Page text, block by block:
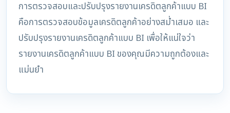
การตรวจสอบและปรับปรุงรายงานเครดิตลูกค้าแบบ BI
คือการตรวจสอบข้อมูลเครดิตลูกค้าอย่างสม่ำเสมอ และ
ปรับปรุงรายงานเครดิตลูกค้าแบบ BI เพื่อให้แน่ใจว่า
รายงานเครดิตลูกค้าแบบ BI ของคุณมีความถูกต้องและ
แม่นยำ